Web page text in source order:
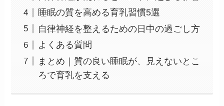
睡眠の質を高める育乳習慣5選
自律神経を整えるための日中の過ごし方
よくある質問
まとめ｜質の良い睡眠が、見えないとこ
ろで育乳を支える